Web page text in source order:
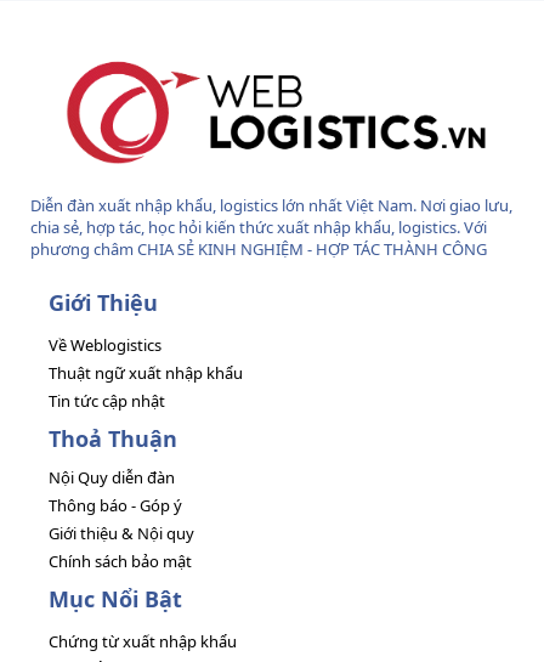
Diễn đàn xuất nhập khẩu, logistics lớn nhất Việt Nam. Nơi giao lưu,
chia sẻ, hợp tác, học hỏi kiến thức xuất nhập khẩu, logistics. Với
phương châm CHIA SẺ KINH NGHIỆM - HỢP TÁC THÀNH CÔNG
Giới Thiệu
Về Weblogistics
Thuật ngữ xuất nhập khẩu
Tin tức cập nhật
Thoả Thuận
Nội Quy diễn đàn
Thông báo - Góp ý
Giới thiệu & Nội quy
Chính sách bảo mật
Mục Nổi Bật
Chứng từ xuất nhập khẩu